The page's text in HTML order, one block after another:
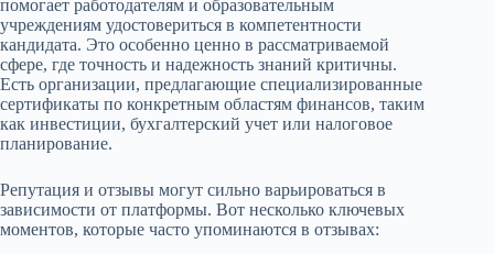
помогает работодателям и образовательным
учреждениям удостовериться в компетентности
кандидата. Это особенно ценно в рассматриваемой
сфере, где точность и надежность знаний критичны.
Есть организации, предлагающие специализированные
сертификаты по конкретным областям финансов, таким
как инвестиции, бухгалтерский учет или налоговое
планирование.
Репутация и отзывы могут сильно варьироваться в
зависимости от платформы. Вот несколько ключевых
моментов, которые часто упоминаются в отзывах: